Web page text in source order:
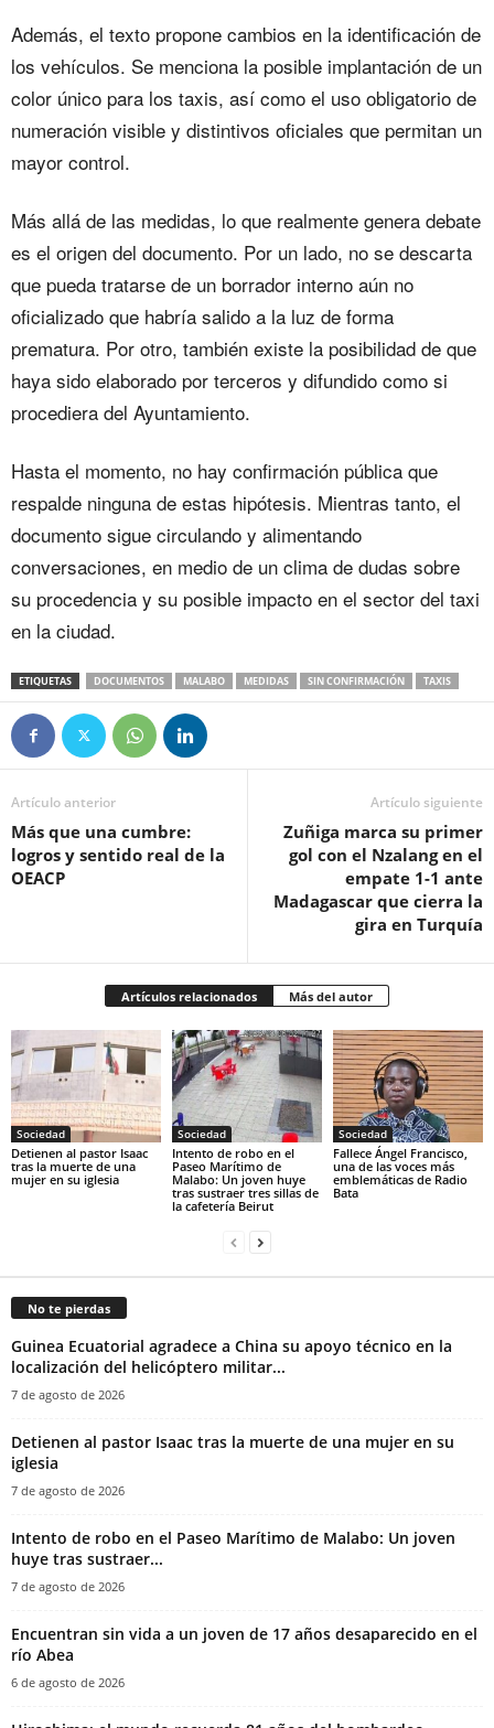
Además, el texto propone cambios en la identificación de
los vehículos. Se menciona la posible implantación de un
color único para los taxis, así como el uso obligatorio de
numeración visible y distintivos oficiales que permitan un
mayor control.
Más allá de las medidas, lo que realmente genera debate
es el origen del documento. Por un lado, no se descarta
que pueda tratarse de un borrador interno aún no
oficializado que habría salido a la luz de forma
prematura. Por otro, también existe la posibilidad de que
haya sido elaborado por terceros y difundido como si
procediera del Ayuntamiento.
Hasta el momento, no hay confirmación pública que
respalde ninguna de estas hipótesis. Mientras tanto, el
documento sigue circulando y alimentando
conversaciones, en medio de un clima de dudas sobre
su procedencia y su posible impacto en el sector del taxi
en la ciudad.
ETIQUETAS DOCUMENTOS MALABO MEDIDAS SIN CONFIRMACIÓN TAXIS
Artículo anterior
Más que una cumbre:
logros y sentido real de la
OEACP
Artículo siguiente
Zuñiga marca su primer
gol con el Nzalang en el
empate 1-1 ante
Madagascar que cierra la
gira en Turquía
Artículos relacionados Más del autor
Sociedad
‎Detienen al pastor Isaac
tras la muerte de una
mujer en su iglesia‎
Sociedad
Intento de robo en el
Paseo Marítimo de
Malabo: Un joven huye
tras sustraer tres sillas de
la cafetería Beirut
Sociedad
Fallece Ángel Francisco,
una de las voces más
emblemáticas de Radio
Bata
No te pierdas
Guinea Ecuatorial agradece a China su apoyo técnico en la
localización del helicóptero militar...
7 de agosto de 2026
‎Detienen al pastor Isaac tras la muerte de una mujer en su
iglesia‎
7 de agosto de 2026
Intento de robo en el Paseo Marítimo de Malabo: Un joven
huye tras sustraer...
7 de agosto de 2026
Encuentran sin vida a un joven de 17 años desaparecido en el
río Abea
6 de agosto de 2026